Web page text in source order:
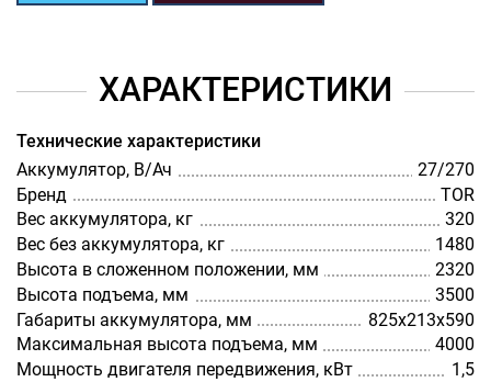
ХАРАКТЕРИСТИКИ
Технические характеристики
Аккумулятор, В/Ач
27/270
Бренд
TOR
Вес аккумулятора, кг
320
Вес без аккумулятора, кг
1480
Высота в сложенном положении, мм
2320
Высота подъема, мм
3500
Габариты аккумулятора, мм
825х213х590
Максимальная высота подъема, мм
4000
Мощность двигателя передвижения, кВт
1,5